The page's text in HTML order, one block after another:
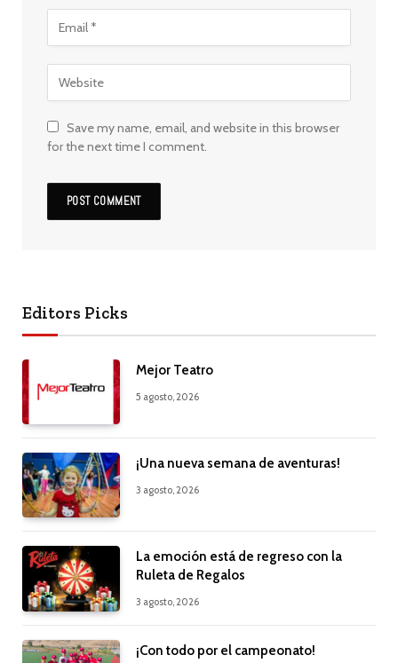
Save my name, email, and website in this browser
for the next time I comment.
Editors Picks
Mejor Teatro
5 agosto, 2026
¡Una nueva semana de aventuras!
3 agosto, 2026
La emoción está de regreso con la
Ruleta de Regalos
3 agosto, 2026
¡Con todo por el campeonato!